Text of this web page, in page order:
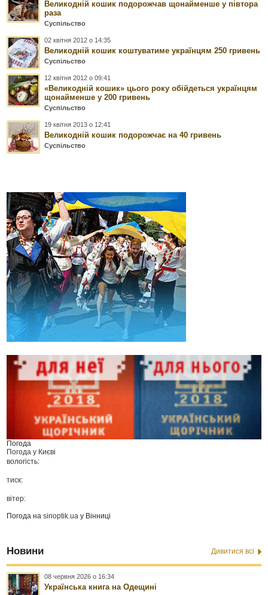
Великодній кошик подорожчав щонайменше у півтора
раза
Суспільство
02 квітня 2012 о 14:35
Великодній кошик коштуватиме українцям 250 гривень
Суспільство
12 квітня 2012 о 09:41
«Великодній кошик» цього року обійдеться українцям
щонайменше у 200 гривень
Суспільство
19 квітня 2013 о 12:41
Великодній кошик подорожчає на 40 гривень
Суспільство
Погода
Погода у Києві
вологість:
тиск:
вітер:
Погода наsinoptik.ua у Вінниці
Новини Дивитися всі
08 червня 2026 о 16:34
Українська книга на Одещині